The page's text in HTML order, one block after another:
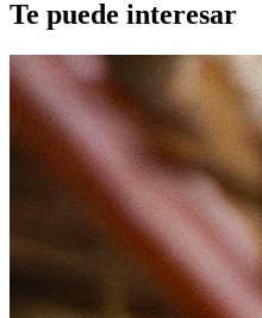
Te puede interesar